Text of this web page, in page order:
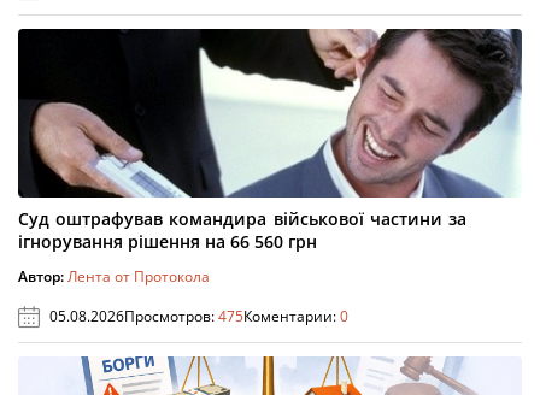
Суд оштрафував командира військової частини за
ігнорування рішення на 66 560 грн
Автор:Лента от Протокола
05.08.2026Просмотров:475Коментарии:0